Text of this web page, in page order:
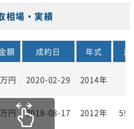
相場・実績
額 成約日 年式
走
万円 2020-02-29 2014年
万円 2018-08-17 2012年